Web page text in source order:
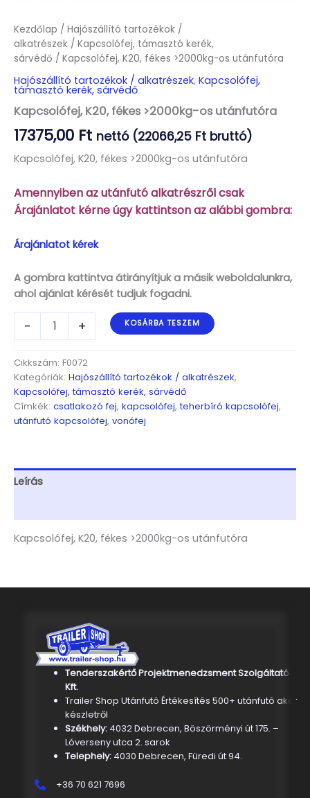
Kezdőlap / Hajószállító tartozékok /
alkatrészek / Kapcsolófej, támasztó kerék,
sárvédő / Kapcsolófej, K20, fékes >2000kg-os utánfutóra
Hajószállító tartozékok / alkatrészek, Kapcsolófej,
támasztó kerék, sárvédő
Kapcsolófej, K20, fékes >2000kg-os utánfutóra
17375,00 Ft nettó (22066,25 Ft bruttó)
Kapcsolófej, K20, fékes >2000kg-os utánfutóra
Amennyiben az utánfutó alkatrészről csak
Árajánlatot kérne úgy kattintson az alábbi gombra:
Árajánlatot kérek
A gombra kattintva átirányítjuk a másik weboldalunkra,
ahol ajánlat kérését tudjuk fogadni.
-
Kapcsolófej,
>2000kg-
os
utánfutóra
mennyiség
+ KOSÁRBA TESZEM
Cikkszám: F0072
Kategóriák: Hajószállító tartozékok / alkatrészek,
Kapcsolófej, támasztó kerék, sárvédő
Címkék: csatlakozó fej, kapcsolófej,teherbíró kapcsolófej,
utánfutó kapcsolófej, vonófej
Leírás
Kapcsolófej, K20, fékes >2000kg-os utánfutóra
Tenderszakértő Projektmenedzsment Szolgáltató
Kft.
Trailer Shop Utánfutó Értékesítés 500+ utánfutó akár
készletről
Székhely: 4032 Debrecen, Böszörményi út 175. –
Lóverseny utca 2. sarok
Telephely:4030 Debrecen, Füredi út 94.
+36 70 621 7696